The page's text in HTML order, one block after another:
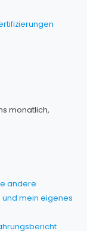
monatlich,
andere
und mein eigenes